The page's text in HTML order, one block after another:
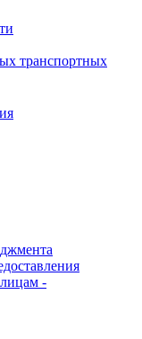
транспортных
-